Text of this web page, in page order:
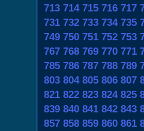
713 714 715 716 717
731 732 733 734 735
749 750 751 752 753
767 768 769 770 771
785 786 787 788 789
803 804 805 806 807
821 822 823 824 825
839 840 841 842 843
857 858 859 860 861